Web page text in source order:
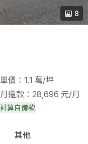
8
單價：1.1 萬/坪
月還款：28,696 元/月
計算自備款
其他